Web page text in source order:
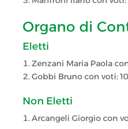
Organo di
Eletti
Zenzani Maria Paola
Gobbi Bruno con voti:
Non Eletti
Arcangeli Giorgio con